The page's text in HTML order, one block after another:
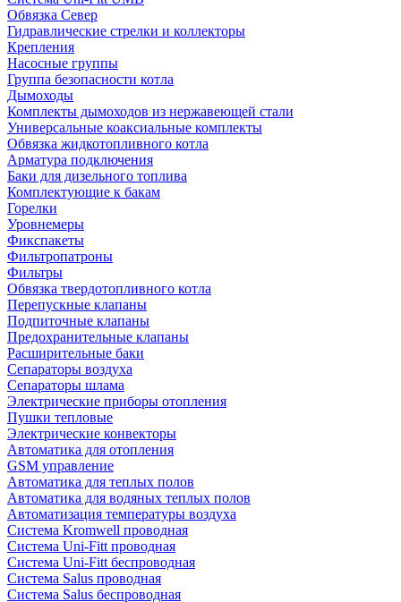
Обвязка Север
Гидравлические стрелки и коллекторы
Крепления
Насосные группы
Группа безопасности котла
Дымоходы
Комплекты дымоходов из нержавеющей стали
Универсальные коаксиальные комплекты
Обвязка жидкотопливного котла
Арматура подключения
Баки для дизельного топлива
Комплектующие к бакам
Горелки
Уровнемеры
Фикспакеты
Фильтропатроны
Фильтры
Обвязка твердотопливного котла
Перепускные клапаны
Подпиточные клапаны
Предохранительные клапаны
Расширительные баки
Сепараторы воздуха
Сепараторы шлама
Электрические приборы отопления
Пушки тепловые
Электрические конвекторы
Автоматика для отопления
GSM управление
Автоматика для теплых полов
Автоматика для водяных теплых полов
Автоматизация температуры воздуха
Система Kromwell проводная
Система Uni-Fitt проводная
Система Uni-Fitt беспроводная
Система Salus проводная
Система Salus беспроводная